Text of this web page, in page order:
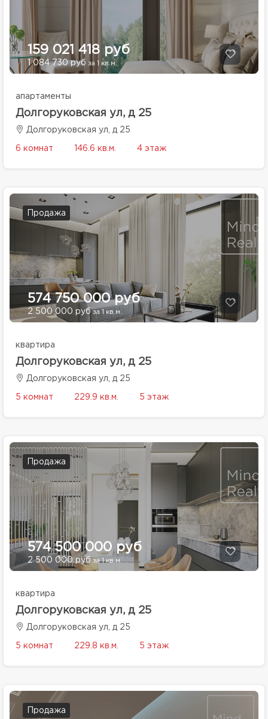
159 021 418 руб
1 084 730 руб за 1 кв.м.
апартаменты
Долгоруковская ул, д 25
Долгоруковская ул, д 25
6 комнат 146.6 кв.м. 4 этаж
Продажа
574 750 000 руб
2 500 000 руб за 1 кв.м.
квартира
Долгоруковская ул, д 25
Долгоруковская ул, д 25
5 комнат 229.9 кв.м. 5 этаж
Продажа
574 500 000 руб
2 500 000 рубза 1 кв.м.
квартира
Долгоруковская ул, д 25
Долгоруковская ул, д 25
5 комнат 229.8 кв.м. 5 этаж
Продажа